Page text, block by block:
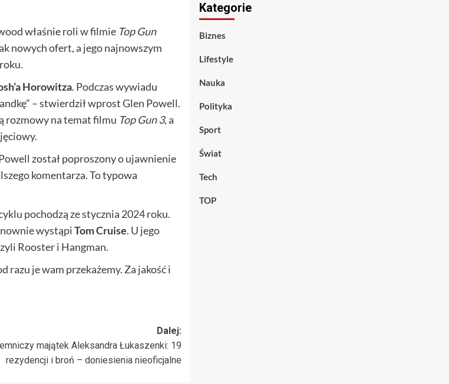
właśnie roli w filmie Top Gun
nowych ofert, a jego najnowszym
Horowitza. Podczas wywiadu
– stwierdził wprost Glen Powell.
rozmowy na temat filmu Top Gun 3, a
został poproszony o ujawnienie
komentarza. To typowa
pochodzą ze stycznia 2024 roku.
wystąpiTom Cruise. U jego
Rooster i Hangman.
je wam przekażemy. Za jakość i
Dalej:
majątek Aleksandra Łukaszenki: 19
rezydencji i broń – doniesienia nieoficjalne
Kategorie
Biznes
Lifestyle
Nauka
Polityka
Sport
Świat
Tech
TOP